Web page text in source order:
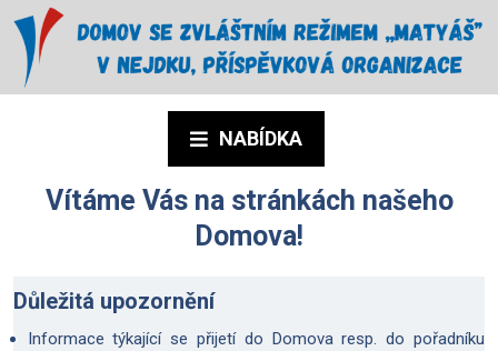
NABÍDKA
Vítáme Vás na stránkách našeho
Domova!
Důležitá upozornění
Informace týkající se přijetí do Domova resp. do pořadníku